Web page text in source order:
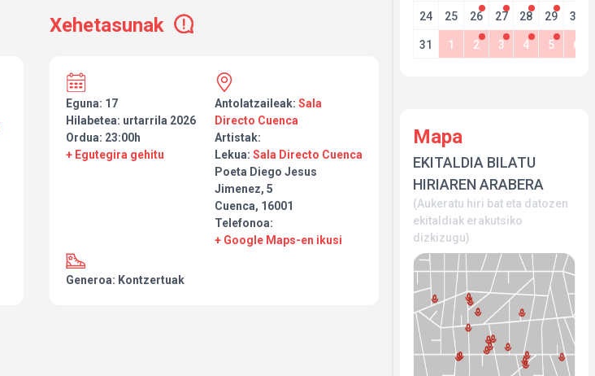
Xehetasunak
Eguna: 17
Hilabetea: urtarrila 2026
Ordua: 23:00h
+ Egutegira gehitu
Antolatzaileak: Sala
Directo Cuenca
Artistak:
Lekua: Sala Directo Cuenca
Poeta Diego Jesus
Jimenez, 5
Cuenca, 16001
Telefonoa:
+ Google Maps-en ikusi
Generoa: Kontzertuak
24 25 26 27 28 29 30
31 1 2 3 4 5 6
Mapa
EKITALDIA BILATU
HIRIAREN ARABERA
(Aukeratu hiri bat eta datozen
ekitaldiak erakutsiko
dizkizugu)